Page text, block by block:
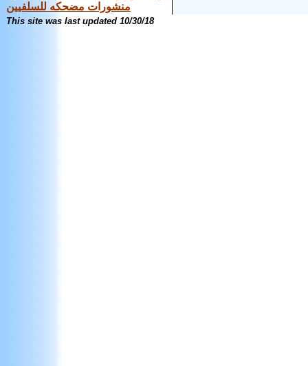
منشورات مضحكه للسلفيين
This site was last updated 10/30/18